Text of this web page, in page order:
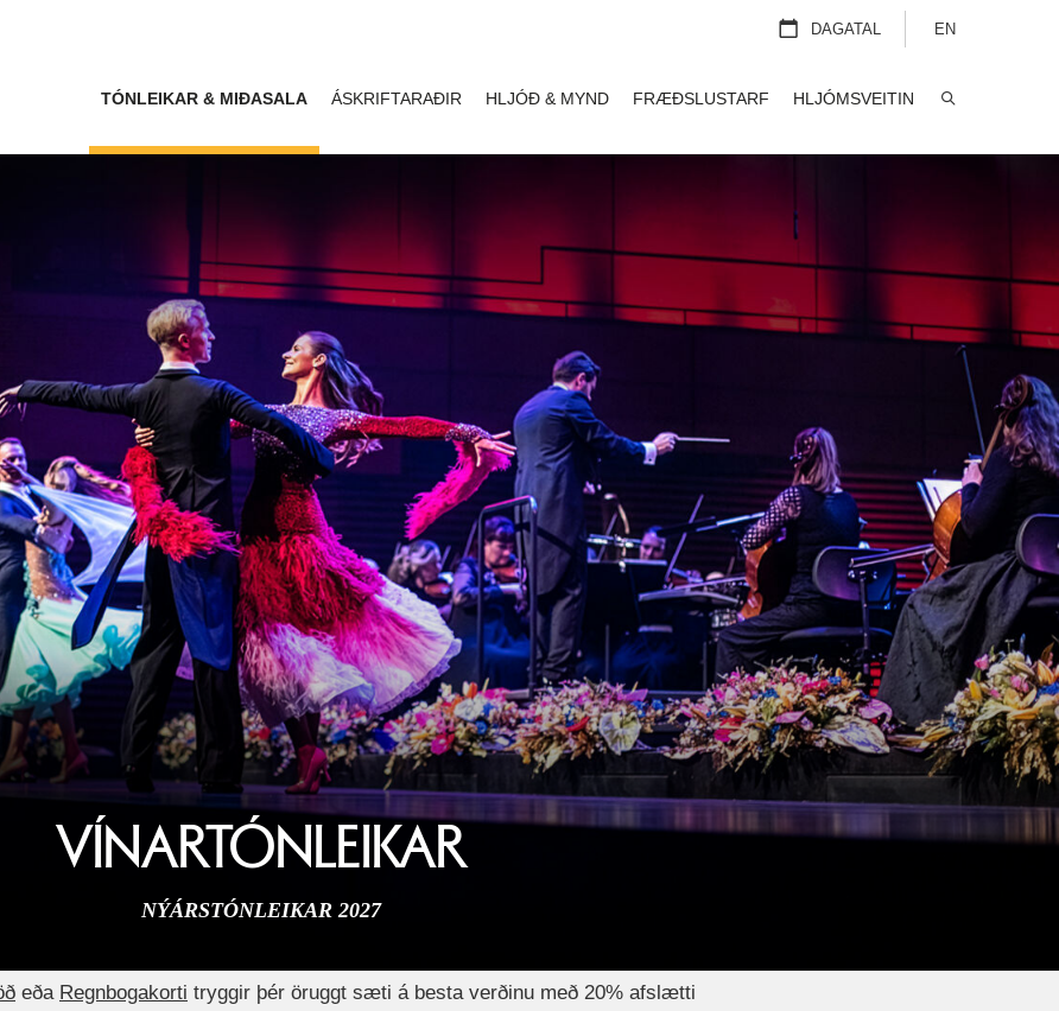
VÍNARTÓNLEIKAR
NÝÁRSTÓNLEIKAR 2027
eða Regnbogakorti tryggir þér öruggt sæti á besta verðinu með 20% afslætti
TÓNLEIKAR & MIÐASALA ÁSKRIFTARAÐIR HLJÓÐ & MYND FRÆÐSLUSTARF HLJÓMSVEITIN
EN
DAGATAL